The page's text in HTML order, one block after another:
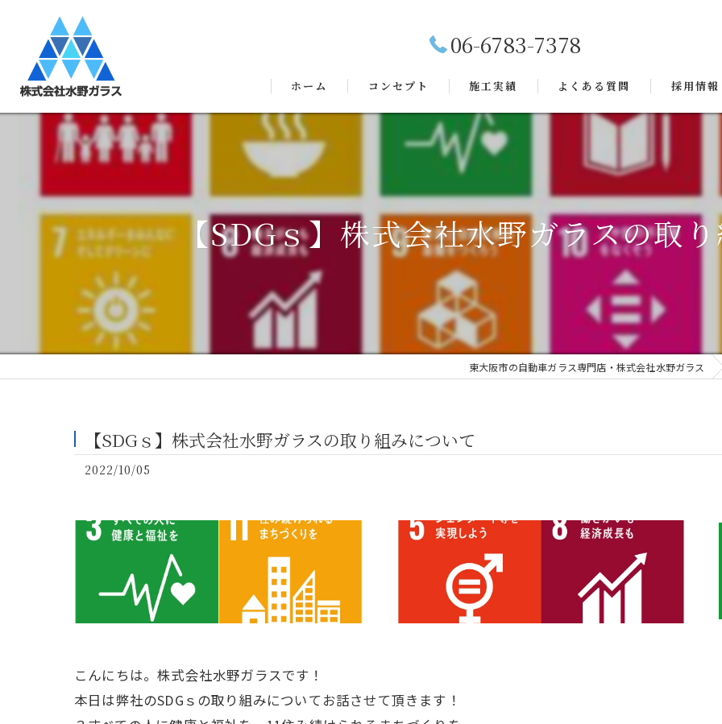
06-6783-7378
ホーム コンセプト 施工実績 よくある質問 採用情報
【SDGｓ】株式会社水野ガラスの取
東大阪市の自動車ガラス専門店・株式会社水野ガラス
【SDGｓ】株式会社水野ガラスの取り組みについて
2022/10/05
こんにちは。株式会社水野ガラスです！
本日は弊社のSDGｓの取り組みについてお話させて頂きます！